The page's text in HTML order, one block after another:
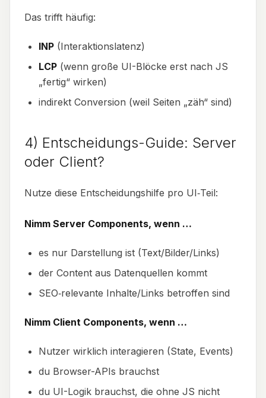
Das trifft häufig:
INP (Interaktionslatenz)
LCP (wenn große UI-Blöcke erst nach JS
„fertig“ wirken)
indirekt Conversion (weil Seiten „zäh“ sind)
4) Entscheidungs-Guide: Server
oder Client?
Nutze diese Entscheidungshilfe pro UI‑Teil:
Nimm Server Components, wenn …
es nur Darstellung ist (Text/Bilder/Links)
der Content aus Datenquellen kommt
SEO‑relevante Inhalte/Links betroffen sind
Nimm Client Components, wenn …
Nutzer wirklich interagieren (State, Events)
du Browser-APIs brauchst
du UI-Logik brauchst, die ohne JS nicht